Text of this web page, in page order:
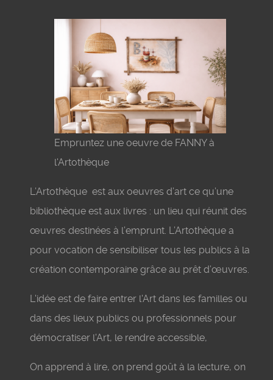
Empruntez une oeuvre de FANNY à
l'Artothèque
L’Artothèque est aux oeuvres d’art ce qu’une
bibliothèque est aux livres : un lieu qui réunit des
œuvres destinées à l’emprunt. L’Artothèque a
pour vocation de sensibiliser tous les publics à la
création contemporaine grâce au prêt d’œuvres.
L'idée est de faire entrer l'Art dans les familles ou
dans des lieux publics ou professionnels pour
démocratiser l'Art, le rendre accessible,
On apprend à lire, on prend goût à la lecture, on